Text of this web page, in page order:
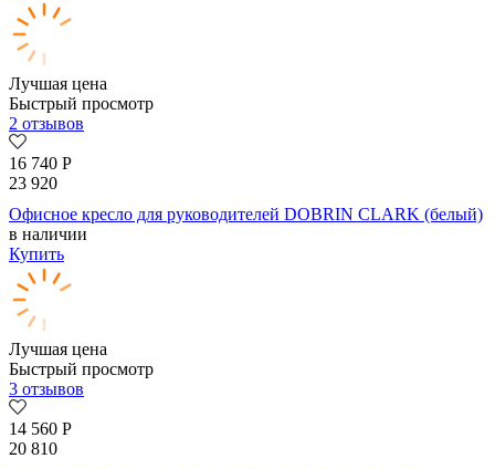
Лучшая цена
Быстрый просмотр
2 отзывов
16 740 Р
23 920
Офисное кресло для руководителей DOBRIN CLARK (белый)
в наличии
Купить
Лучшая цена
Быстрый просмотр
3 отзывов
14 560 Р
20 810